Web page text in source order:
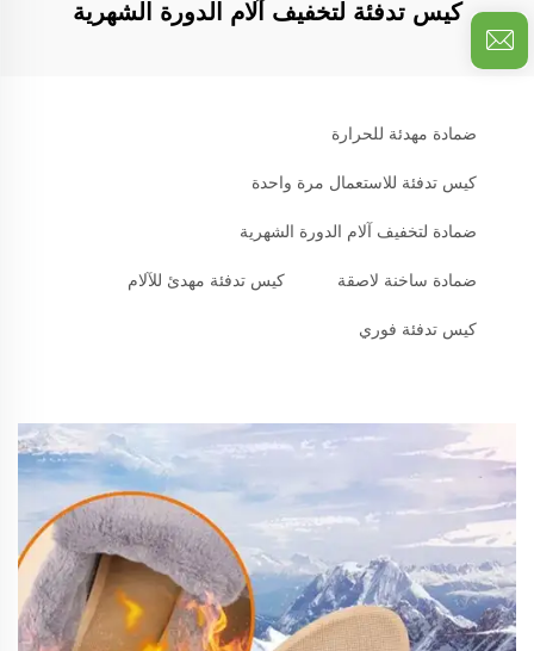
كيس تدفئة لتخفيف آلام الدورة الشهرية
ضمادة مهدئة للحرارة
كيس تدفئة للاستعمال مرة واحدة
ضمادة لتخفيف آلام الدورة الشهرية
ضمادة ساخنة لاصقة كيس تدفئة مهدئ للآلام
كيس تدفئة فوري